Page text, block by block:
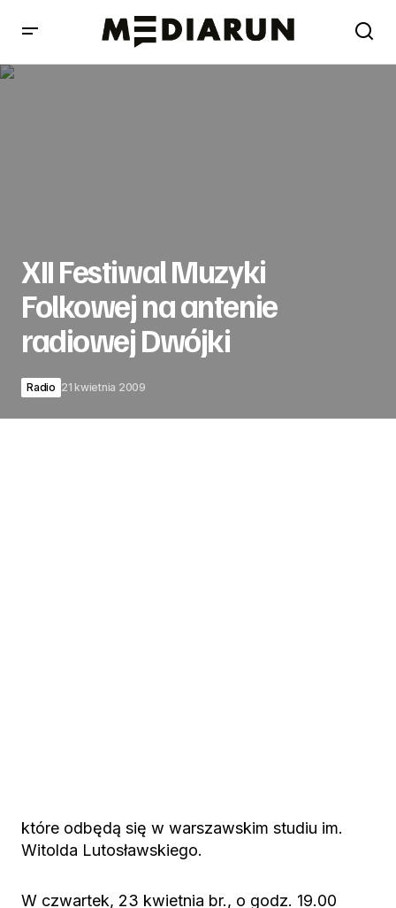
XII Festiwal Muzyki
Folkowej na antenie
radiowej Dwójki
Radio 21 kwietnia 2009
które odbędą się w warszawskim studiu im.
Witolda Lutosławskiego.
W czwartek, 23 kwietnia br., o godz. 19.00